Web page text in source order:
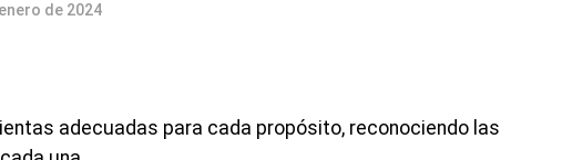
de 2024
adecuadas para cada propósito, reconociendo las